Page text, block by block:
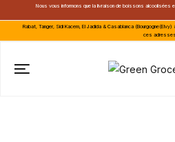
Nous vous informons que la livraison de boissons alcoolisées
Rabat, Tanger, Sidi Kacem, El Jadida & Casablanca
ces